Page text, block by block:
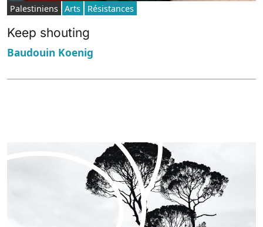
Palestiniens Arts Résistances
Keep shouting
Baudouin Koenig